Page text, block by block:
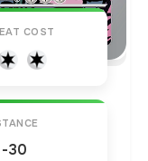
COST
-30